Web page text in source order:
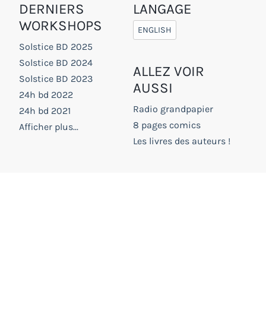
DERNIERS
WORKSHOPS
Solstice BD 2025
Solstice BD 2024
Solstice BD 2023
24h bd 2022
24h bd 2021
Afficher plus...
LANGAGE
ENGLISH
ALLEZ VOIR
AUSSI
Radio grandpapier
8 pages comics
Les livres des auteurs !